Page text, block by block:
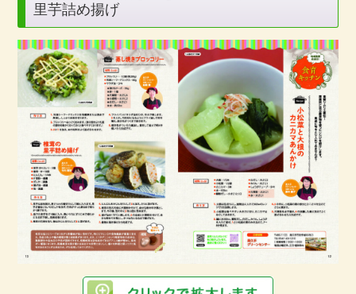
里芋詰め揚げ